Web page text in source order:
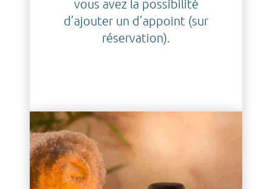
vous avez la possibilité
d’ajouter un d’appoint (sur
réservation).